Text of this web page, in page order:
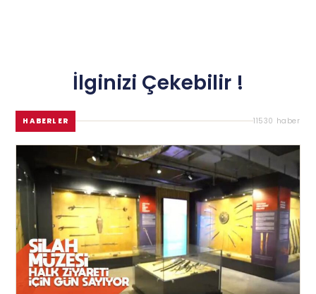
İlginizi Çekebilir !
HABERLER 11530 haber